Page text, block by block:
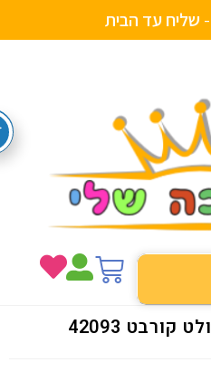
לי חעד הבי ת
42093